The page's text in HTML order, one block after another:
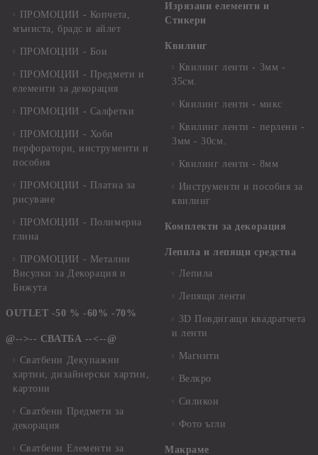
ПРОМОЦИИ - Копчета,
мъниста, брадс и айлет
ПРОМОЦИИ - Бои
ПРОМОЦИИ - Предмети и
елементи за декорация
ПРОМОЦИИ - Салфетки
ПРОМОЦИИ - Хоби
перфоратори, инструменти и
пособия
ПРОМОЦИИ - Платна за
рисуване
ПРОМОЦИИ - Полимерна
глина
ПРОМОЦИИ - Метални
Висулки за Декорация и
Бижута
OUTLET -50 % -60% -70%
@-->-- СВАТБА --<--@
Сватбени Декупажни
хартии, дизайнерски хартии,
картони
Сватбени Предмети за
декорация
Сватбени Елементи за
Изрязани елементи и
Стикери
Квилинг
Квилинг ленти - 3мм -
35см.
Квилинг ленти - микс
Квилинг ленти - перлени -
3мм - 30см.
Квилинг ленти - 8мм
Инструменти и пособия за
квилинг
Комплекти за декорация
Лепила и лепящи средства
Лепила
Лепящи ленти
3D Повдигащи квадратчета
и ленти
Магнити
Велкро
Силикон
Фото ъгли
Макраме